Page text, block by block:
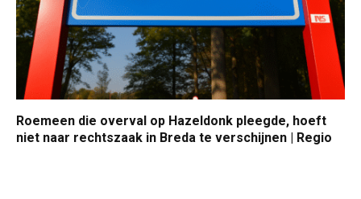
Roemeen die overval op Hazeldonk pleegde, hoeft
niet naar rechtszaak in Breda te verschijnen | Regio